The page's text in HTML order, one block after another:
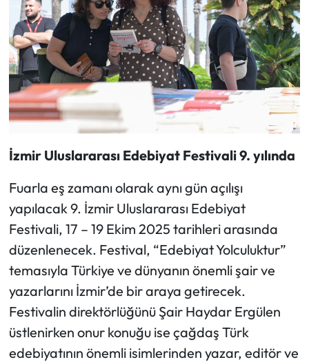
İzmir Uluslararası Edebiyat Festivali 9. yılında
Fuarla eş zamanı olarak aynı gün açılışı
yapılacak 9. İzmir Uluslararası Edebiyat
Festivali, 17 – 19 Ekim 2025 tarihleri arasında
düzenlenecek. Festival, “Edebiyat Yolculuktur”
temasıyla Türkiye ve dünyanın önemli şair ve
yazarlarını İzmir’de bir araya getirecek.
Festivalin direktörlüğünü Şair Haydar Ergülen
üstlenirken onur konuğu ise çağdaş Türk
edebiyatının önemli isimlerinden yazar, editör ve